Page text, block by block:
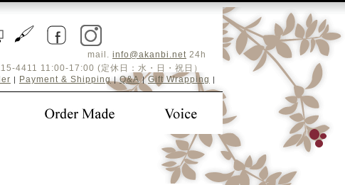
| Payment & Shipping| Q&A|Gift Wrapping |
4411 11:00-17:00 (定休日：水・日・祝日）
mail. info@akanbi.net 24h